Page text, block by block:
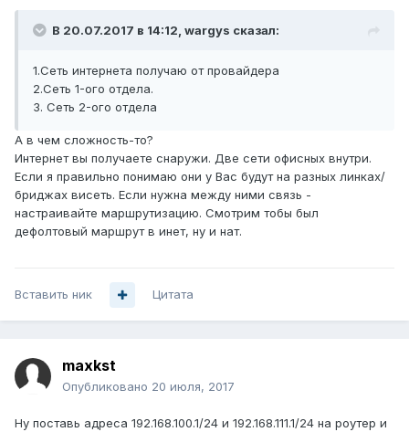
В 20.07.2017 в 14:12, wargys сказал:
1.Сеть интернета получаю от провайдера
2.Сеть 1-ого отдела.
3. Сеть 2-ого отдела
А в чем сложность-то?
Интернет вы получаете снаружи. Две сети офисных внутри.
Если я правильно понимаю они у Вас будут на разных линках/
бриджах висеть. Если нужна между ними связь -
настраивайте маршрутизацию. Смотрим тобы был
дефолтовый маршрут в инет, ну и нат.
Вставить ник Цитата
maxkst
Опубликовано 20 июля, 2017
Ну поставь адреса 192.168.100.1/24 и 192.168.111.1/24 на роутер и